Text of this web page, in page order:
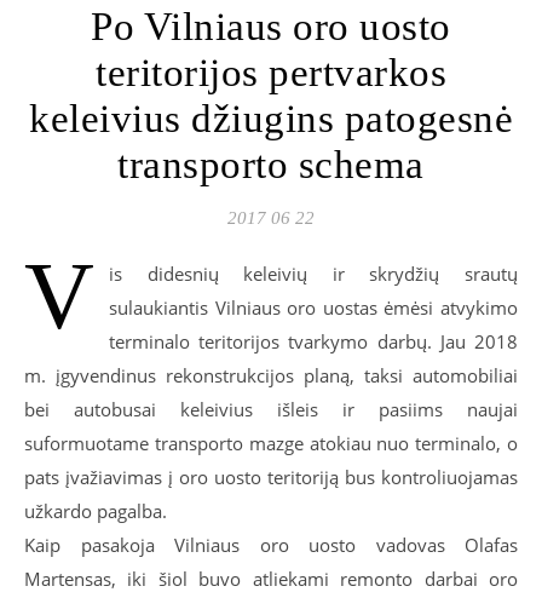
Po Vilniaus oro uosto
teritorijos pertvarkos
keleivius džiugins patogesnė
transporto schema
2017 06 22
V
is didesnių keleivių ir skrydžių srautų
sulaukiantis Vilniaus oro uostas ėmėsi atvykimo
terminalo teritorijos tvarkymo darbų. Jau 2018
m. įgyvendinus rekonstrukcijos planą, taksi automobiliai
bei autobusai keleivius išleis ir pasiims naujai
suformuotame transporto mazge atokiau nuo terminalo, o
pats įvažiavimas į oro uosto teritoriją bus kontroliuojamas
užkardo pagalba.
Kaip pasakoja Vilniaus oro uosto vadovas Olafas
Martensas, iki šiol buvo atliekami remonto darbai oro